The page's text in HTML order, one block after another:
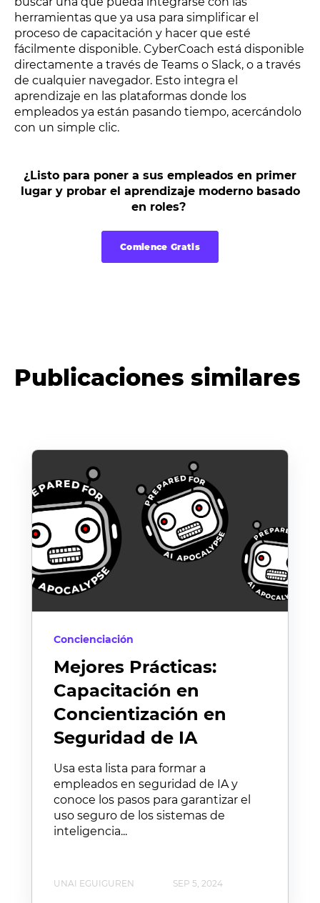
herramientas que ya usa para simplificar el
proceso de capacitación y hacer que esté
fácilmente disponible. CyberCoach está disponible
directamente a través de Teams o Slack, o a través
de cualquier navegador. Esto integra el
aprendizaje en las plataformas donde los
empleados ya están pasando tiempo, acercándolo
con un simple clic.
¿Listo para poner a sus empleados en primer
lugar y probar el aprendizaje moderno basado
en roles?
Comience Gratis
Publicaciones similares
Concienciación
Mejores Prácticas:
Capacitación en
Concientización en
Seguridad de IA
Usa esta lista para formar a
empleados en seguridad de IA y
conoce los pasos para garantizar el
uso seguro de los sistemas de
inteligencia...
UNAI EGUIGUREN SEP 5, 2024